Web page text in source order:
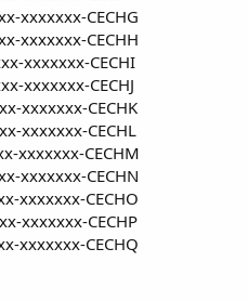
xxxxxxx-CECHG
xxxxxxx-CECHH
xxxxxxx-CECHI
xxxxxxx-CECHJ
xxxxxxx-CECHK
xxxxxxx-CECHL
xxxxxxx-CECHM
xxxxxxx-CECHN
xxxxxxx-CECHO
xxxxxxx-CECHP
xxxxxxx-CECHQ